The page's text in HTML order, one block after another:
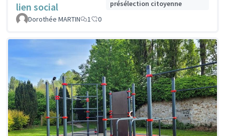
lien social
présélection citoyenne
Dorothée MARTIN
1 0